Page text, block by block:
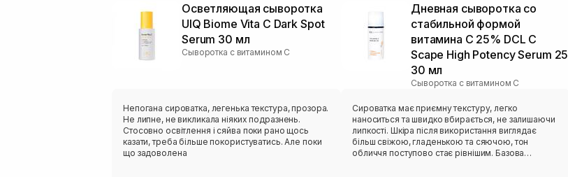
Осветляющая сыворотка
UIQ Biome Vita C Dark Spot
Serum 30 мл
Сыворотка с витамином С
Непогана сироватка, легенька текстура, прозора.
Не липне, не викликала ніяких подразнень.
Стосовно освітлення і сяйва поки рано щось
казати, треба більше покористуватись. Але поки
що задоволена
Дневная сыворотка со
стабильной формой
витамина С 25% DCL C
Scape High Potency Serum 25
30 мл
Сыворотка с витамином С
Сироватка має приємну текстуру, легко
наноситься та швидко вбирається, не залишаючи
липкості. Шкіра після використання виглядає
більш свіжою, гладенькою та сяючою, тон
обличчя поступово стає рівнішим. Базова